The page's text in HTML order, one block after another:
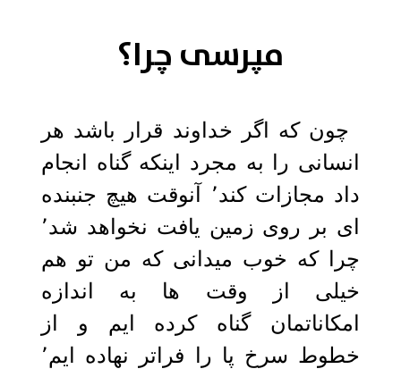
مپرسی چرا؟
چون که اگر خداوند قرار باشد هر
انسانی را به مجرد اینکه گناه انجام
داد مجازات کند٬ آنوقت هیچ جنبنده
ای بر روی زمین یافت نخواهد شد٬
چرا که خوب میدانی که من تو هم
خیلی از وقت ها به اندازه
امکاناتمان گناه کرده ایم و از
خطوط سرخ پا را فراتر نهاده ایم٬